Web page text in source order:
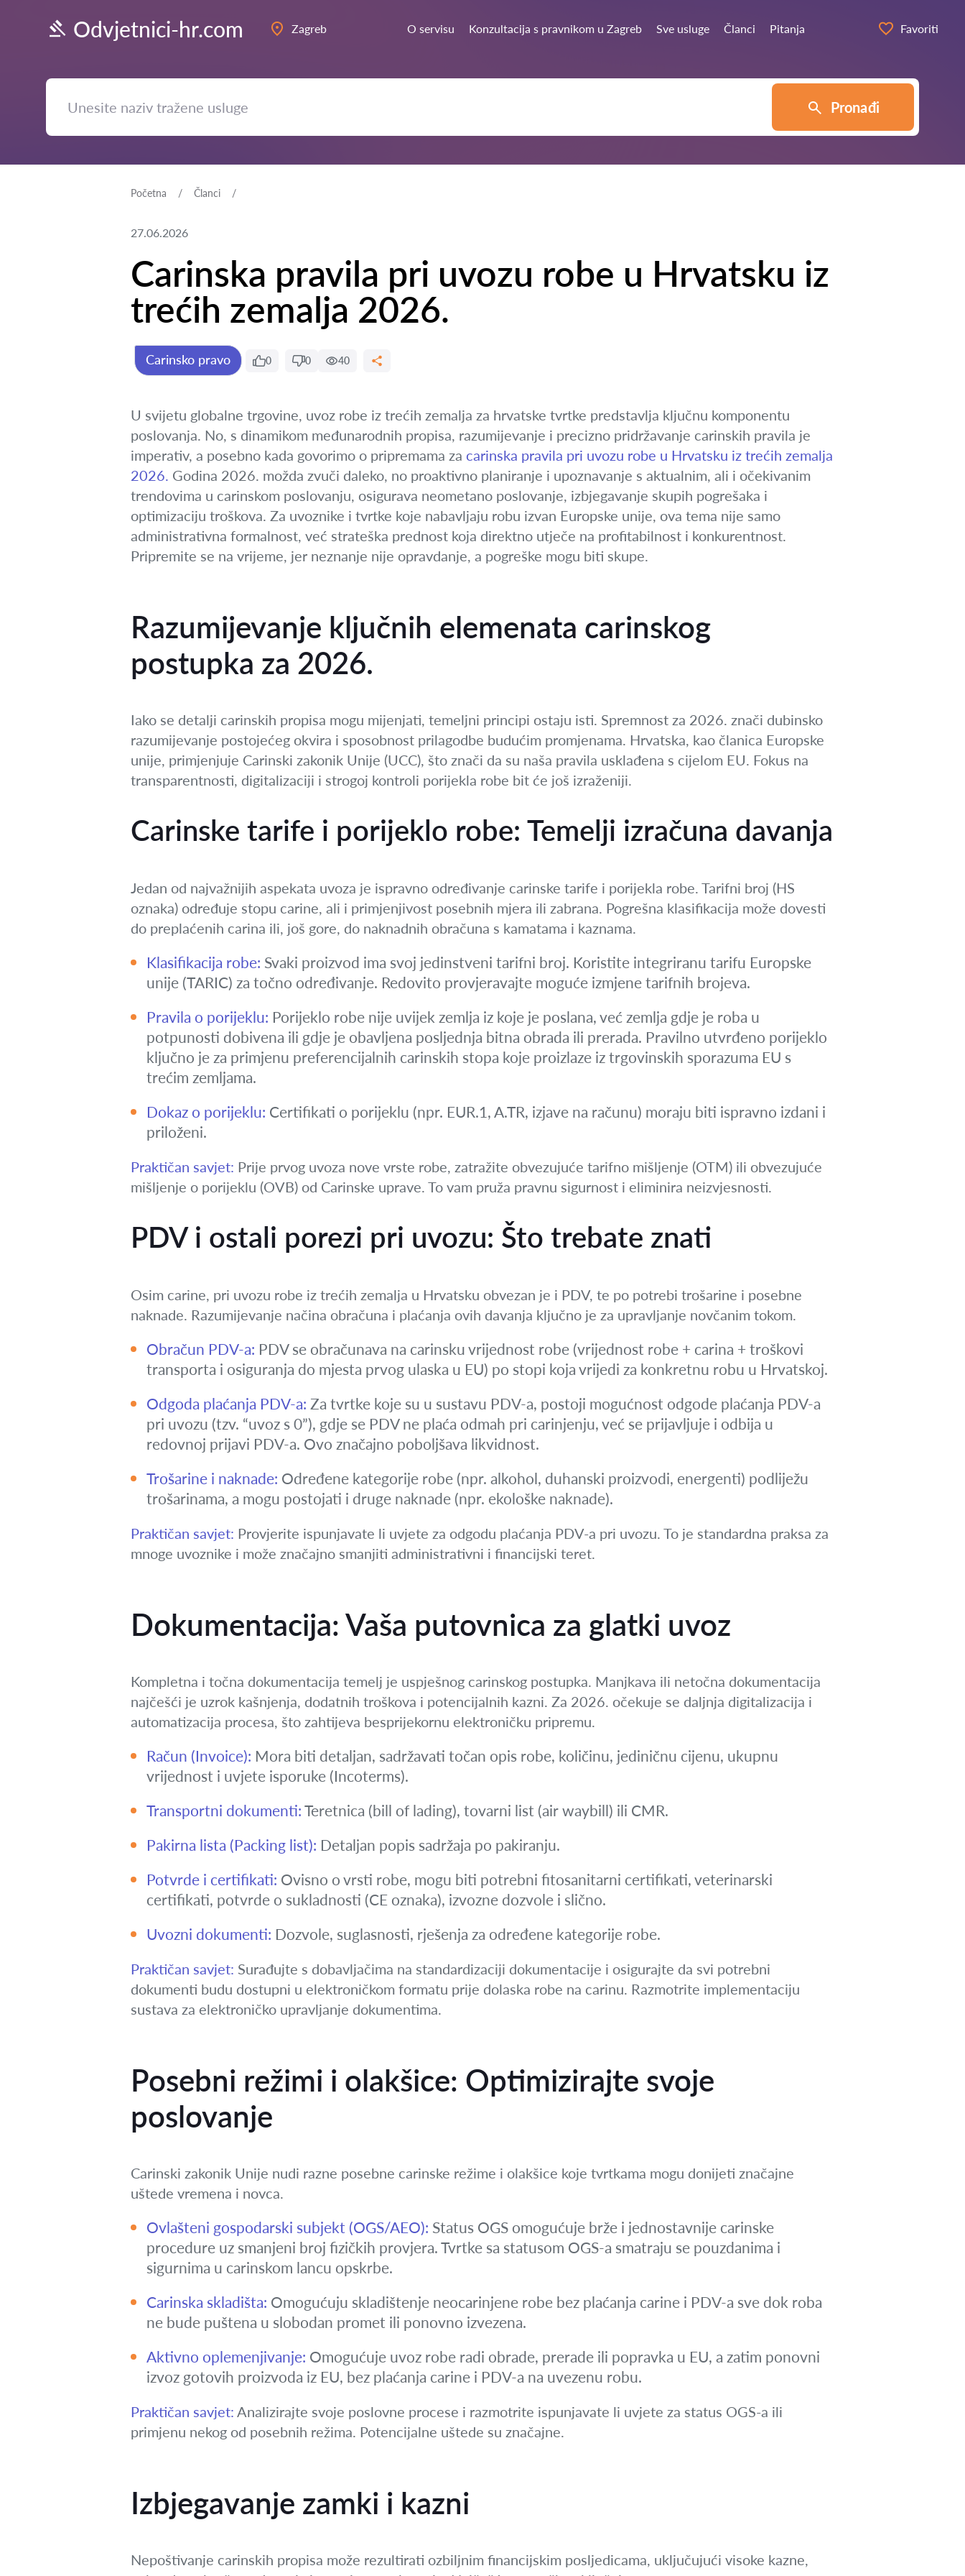
Odvjetnici-hr.com Zagreb O servisu Konzultacija s pravnikom u Zagreb Sve usluge Članci Pitanja Favoriti
Pronađi
Početna Članci
27.06.2026
Carinska pravila pri uvozu robe u Hrvatsku iz
trećih zemalja 2026.
Carinsko pravo 0 0 40
U svijetu globalne trgovine, uvoz robe iz trećih zemalja za hrvatske tvrtke predstavlja ključnu komponentu
poslovanja. No, s dinamikom međunarodnih propisa, razumijevanje i precizno pridržavanje carinskih pravila je
imperativ, a posebno kada govorimo o pripremama za carinska pravila pri uvozu robe u Hrvatsku iz trećih zemalja
2026. Godina 2026. možda zvuči daleko, no proaktivno planiranje i upoznavanje s aktualnim, ali i očekivanim
trendovima u carinskom poslovanju, osigurava neometano poslovanje, izbjegavanje skupih pogrešaka i
optimizaciju troškova. Za uvoznike i tvrtke koje nabavljaju robu izvan Europske unije, ova tema nije samo
administrativna formalnost, već strateška prednost koja direktno utječe na profitabilnost i konkurentnost.
Pripremite se na vrijeme, jer neznanje nije opravdanje, a pogreške mogu biti skupe.
Razumijevanje ključnih elemenata carinskog
postupka za 2026.
Iako se detalji carinskih propisa mogu mijenjati, temeljni principi ostaju isti. Spremnost za 2026. znači dubinsko
razumijevanje postojećeg okvira i sposobnost prilagodbe budućim promjenama. Hrvatska, kao članica Europske
unije, primjenjuje Carinski zakonik Unije (UCC), što znači da su naša pravila usklađena s cijelom EU. Fokus na
transparentnosti, digitalizaciji i strogoj kontroli porijekla robe bit će još izraženiji.
Carinske tarife i porijeklo robe: Temelji izračuna davanja
Jedan od najvažnijih aspekata uvoza je ispravno određivanje carinske tarife i porijekla robe. Tarifni broj (HS
oznaka) određuje stopu carine, ali i primjenjivost posebnih mjera ili zabrana. Pogrešna klasifikacija može dovesti
do preplaćenih carina ili, još gore, do naknadnih obračuna s kamatama i kaznama.
Klasifikacija robe: Svaki proizvod ima svoj jedinstveni tarifni broj. Koristite integriranu tarifu Europske
unije (TARIC) za točno određivanje. Redovito provjeravajte moguće izmjene tarifnih brojeva.
Pravila o porijeklu: Porijeklo robe nije uvijek zemlja iz koje je poslana, već zemlja gdje je roba u
potpunosti dobivena ili gdje je obavljena posljednja bitna obrada ili prerada. Pravilno utvrđeno porijeklo
ključno je za primjenu preferencijalnih carinskih stopa koje proizlaze iz trgovinskih sporazuma EU s
trećim zemljama.
Dokaz o porijeklu: Certifikati o porijeklu (npr. EUR.1, A.TR, izjave na računu) moraju biti ispravno izdani i
priloženi.
Praktičan savjet: Prije prvog uvoza nove vrste robe, zatražite obvezujuće tarifno mišljenje (OTM) ili obvezujuće
mišljenje o porijeklu (OVB) od Carinske uprave. To vam pruža pravnu sigurnost i eliminira neizvjesnosti.
PDV i ostali porezi pri uvozu: Što trebate znati
Osim carine, pri uvozu robe iz trećih zemalja u Hrvatsku obvezan je i PDV, te po potrebi trošarine i posebne
naknade. Razumijevanje načina obračuna i plaćanja ovih davanja ključno je za upravljanje novčanim tokom.
Obračun PDV-a: PDV se obračunava na carinsku vrijednost robe (vrijednost robe + carina + troškovi
transporta i osiguranja do mjesta prvog ulaska u EU) po stopi koja vrijedi za konkretnu robu u Hrvatskoj.
Odgoda plaćanja PDV-a: Za tvrtke koje su u sustavu PDV-a, postoji mogućnost odgode plaćanja PDV-a
pri uvozu (tzv. “uvoz s 0”), gdje se PDV ne plaća odmah pri carinjenju, već se prijavljuje i odbija u
redovnoj prijavi PDV-a. Ovo značajno poboljšava likvidnost.
Trošarine i naknade: Određene kategorije robe (npr. alkohol, duhanski proizvodi, energenti) podliježu
trošarinama, a mogu postojati i druge naknade (npr. ekološke naknade).
Praktičan savjet: Provjerite ispunjavate li uvjete za odgodu plaćanja PDV-a pri uvozu. To je standardna praksa za
mnoge uvoznike i može značajno smanjiti administrativni i financijski teret.
Dokumentacija: Vaša putovnica za glatki uvoz
Kompletna i točna dokumentacija temelj je uspješnog carinskog postupka. Manjkava ili netočna dokumentacija
najčešći je uzrok kašnjenja, dodatnih troškova i potencijalnih kazni. Za 2026. očekuje se daljnja digitalizacija i
automatizacija procesa, što zahtijeva besprijekornu elektroničku pripremu.
Račun (Invoice): Mora biti detaljan, sadržavati točan opis robe, količinu, jediničnu cijenu, ukupnu
vrijednost i uvjete isporuke (Incoterms).
Transportni dokumenti: Teretnica (bill of lading), tovarni list (air waybill) ili CMR.
Pakirna lista (Packing list): Detaljan popis sadržaja po pakiranju.
Potvrde i certifikati: Ovisno o vrsti robe, mogu biti potrebni fitosanitarni certifikati, veterinarski
certifikati, potvrde o sukladnosti (CE oznaka), izvozne dozvole i slično.
Uvozni dokumenti: Dozvole, suglasnosti, rješenja za određene kategorije robe.
Praktičan savjet: Surađujte s dobavljačima na standardizaciji dokumentacije i osigurajte da svi potrebni
dokumenti budu dostupni u elektroničkom formatu prije dolaska robe na carinu. Razmotrite implementaciju
sustava za elektroničko upravljanje dokumentima.
Posebni režimi i olakšice: Optimizirajte svoje
poslovanje
Carinski zakonik Unije nudi razne posebne carinske režime i olakšice koje tvrtkama mogu donijeti značajne
uštede vremena i novca.
Ovlašteni gospodarski subjekt (OGS/AEO): Status OGS omogućuje brže i jednostavnije carinske
procedure uz smanjeni broj fizičkih provjera. Tvrtke sa statusom OGS-a smatraju se pouzdanima i
sigurnima u carinskom lancu opskrbe.
Carinska skladišta: Omogućuju skladištenje neocarinjene robe bez plaćanja carine i PDV-a sve dok roba
ne bude puštena u slobodan promet ili ponovno izvezena.
Aktivno oplemenjivanje: Omogućuje uvoz robe radi obrade, prerade ili popravka u EU, a zatim ponovni
izvoz gotovih proizvoda iz EU, bez plaćanja carine i PDV-a na uvezenu robu.
Praktičan savjet: Analizirajte svoje poslovne procese i razmotrite ispunjavate li uvjete za status OGS-a ili
primjenu nekog od posebnih režima. Potencijalne uštede su značajne.
Izbjegavanje zamki i kazni
Nepoštivanje carinskih propisa može rezultirati ozbiljnim financijskim posljedicama, uključujući visoke kazne,